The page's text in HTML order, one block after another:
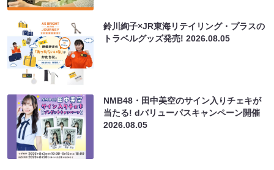
鈴川絢子×JR東海リテイリング・プラスの
トラベルグッズ発売!2026.08.05
NMB48・田中美空のサイン入りチェキが
当たる! dバリューパスキャンペーン開催
2026.08.05